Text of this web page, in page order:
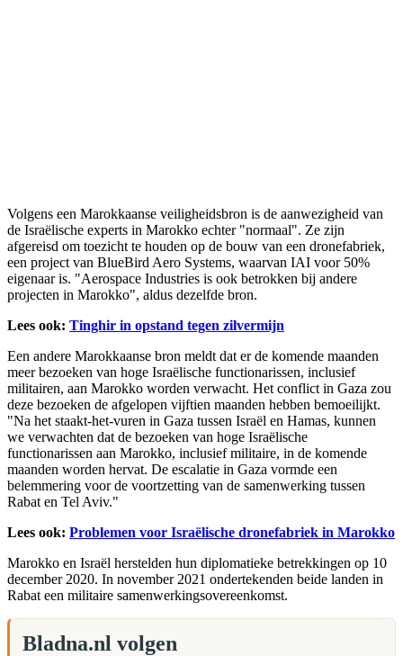
Volgens een Marokkaanse veiligheidsbron is de aanwezigheid van
de Israëlische experts in Marokko echter "normaal". Ze zijn
afgereisd om toezicht te houden op de bouw van een dronefabriek,
een project van BlueBird Aero Systems, waarvan IAI voor 50%
eigenaar is. "Aerospace Industries is ook betrokken bij andere
projecten in Marokko", aldus dezelfde bron.
Lees ook: Tinghir in opstand tegen zilvermijn
Een andere Marokkaanse bron meldt dat er de komende maanden
meer bezoeken van hoge Israëlische functionarissen, inclusief
militairen, aan Marokko worden verwacht. Het conflict in Gaza zou
deze bezoeken de afgelopen vijftien maanden hebben bemoeilijkt.
"Na het staakt-het-vuren in Gaza tussen Israël en Hamas, kunnen
we verwachten dat de bezoeken van hoge Israëlische
functionarissen aan Marokko, inclusief militaire, in de komende
maanden worden hervat. De escalatie in Gaza vormde een
belemmering voor de voortzetting van de samenwerking tussen
Rabat en Tel Aviv."
Lees ook: Problemen voor Israëlische dronefabriek in Marokko
Marokko en Israël herstelden hun diplomatieke betrekkingen op 10
december 2020. In november 2021 ondertekenden beide landen in
Rabat een militaire samenwerkingsovereenkomst.
Bladna.nl volgen